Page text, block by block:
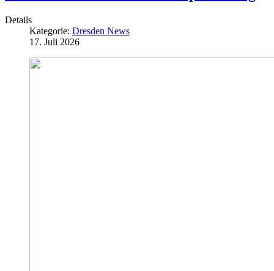
Details
Kategorie: Dresden News
17. Juli 2026